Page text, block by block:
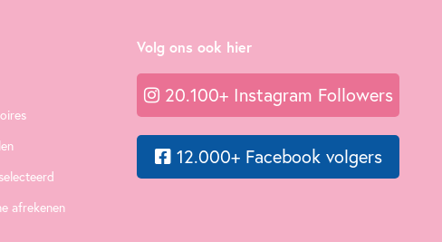
afrekenen
Volg ons ook hier
20.100+ Instagram Followers
12.000+ Facebook volgers